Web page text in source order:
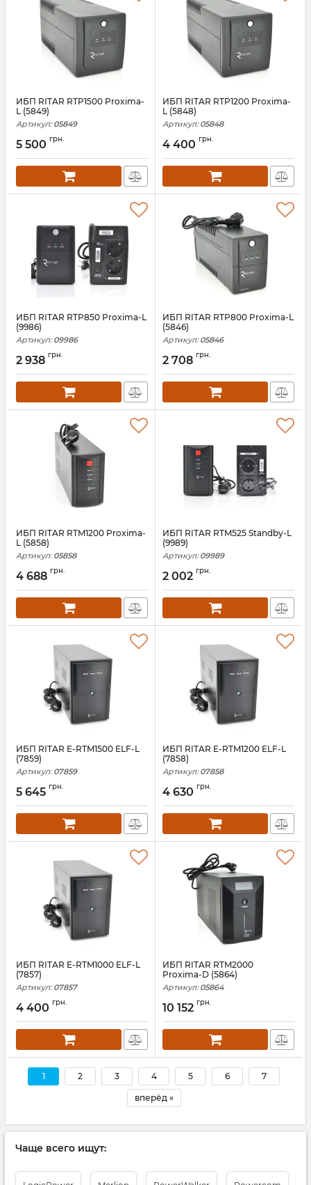
ИБП RITAR RTP1500 Proxima-
L (5849)
Артикул: 05849
5 500 грн.
ИБП RITAR RTP1200 Proxima-
L (5848)
Артикул: 05848
4 400 грн.
ИБП RITAR RTP850 Proxima-L
(9986)
Артикул: 09986
2 938 грн.
ИБП RITAR RTP800 Proxima-L
(5846)
Артикул: 05846
2 708 грн.
ИБП RITAR RTM1200 Proxima-
L (5858)
Артикул: 05858
4 688 грн.
ИБП RITAR RTM525 Standby-L
(9989)
Артикул: 09989
2 002 грн.
ИБП RITAR E-RTM1500 ELF-L
(7859)
Артикул: 07859
5 645 грн.
ИБП RITAR E-RTM1200 ELF-L
(7858)
Артикул: 07858
4 630 грн.
ИБП RITAR E-RTM1000 ELF-L
(7857)
Артикул: 07857
4 400 грн.
ИБП RITAR RTM2000
Proxima-D (5864)
Артикул: 05864
10 152 грн.
1 2 3 4 5 6 7
вперёд »
Чаще всего ищут: